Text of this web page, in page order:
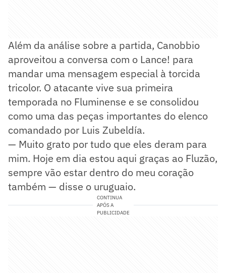
Além da análise sobre a partida, Canobbio
aproveitou a conversa com o Lance! para
mandar uma mensagem especial à torcida
tricolor. O atacante vive sua primeira
temporada no Fluminense e se consolidou
como uma das peças importantes do elenco
comandado por Luis Zubeldía.
— Muito grato por tudo que eles deram para
mim. Hoje em dia estou aqui graças ao Fluzão,
sempre vão estar dentro do meu coração
também — disse o uruguaio.
CONTINUA
APÓS A
PUBLICIDADE